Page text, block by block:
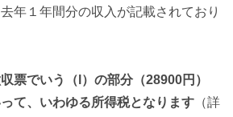
年１年間分の収入が記載されており
収票でいう（l）の部分（28900円）
て、いわゆる所得税となります （詳